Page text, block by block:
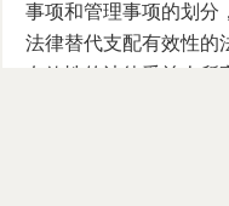
事项和管理事项的划分
法律替代支配有效性的
有效性的法律受益人所